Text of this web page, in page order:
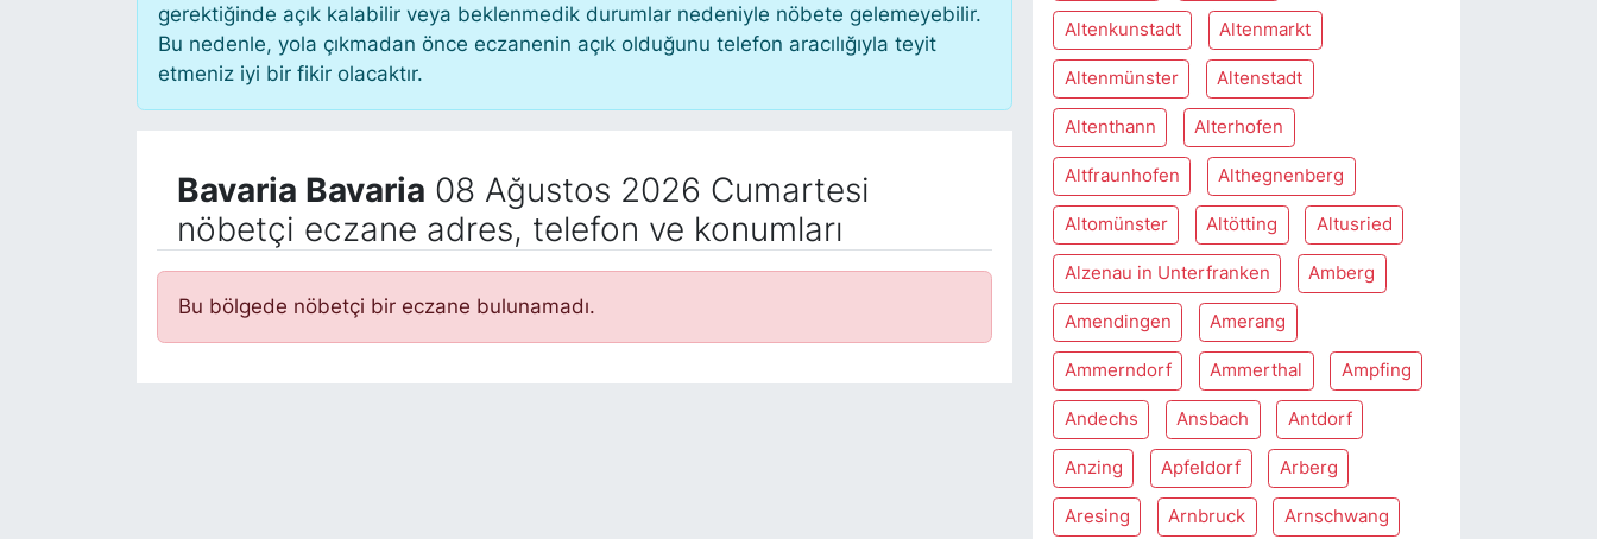
gerektiğinde açık kalabilir veya beklenmedik durumlar nedeniyle nöbete gelemeyebilir.
Bu nedenle, yola çıkmadan önce eczanenin açık olduğunu telefon aracılığıyla teyit
etmeniz iyi bir fikir olacaktır.
Bavaria Bavaria 08 Ağustos 2026 Cumartesi
nöbetçi eczane adres, telefon ve konumları
Bu bölgede nöbetçi bir eczane bulunamadı.
Altenkunstadt Altenmarkt
Altenmünster Altenstadt
Altenthann Alterhofen
Altfraunhofen Althegnenberg
Altomünster Altötting Altusried
Alzenau in Unterfranken Amberg
Amendingen Amerang
Ammerndorf Ammerthal Ampfing
Andechs Ansbach Antdorf
Anzing Apfeldorf Arberg
Aresing Arnbruck Arnschwang